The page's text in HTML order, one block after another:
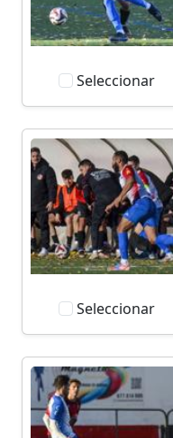
Seleccionar
Seleccionar